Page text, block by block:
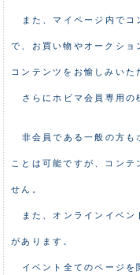
また、マイページ内で
で、お買い物やオークショ
コンテンツをお愉しみいた
さらにホビマ会員専用の
非会員である一般の方も
ことは可能ですが、コンテ
せん。
また、オンラインイベ
があります。
イベント全てのページ